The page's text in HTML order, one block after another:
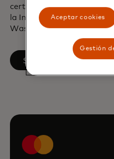
certificación de posgrado
la Información de la
Washington.
Síguenos en LinkedIn
se abre en una pestaña
Aceptar cookies
Gestión